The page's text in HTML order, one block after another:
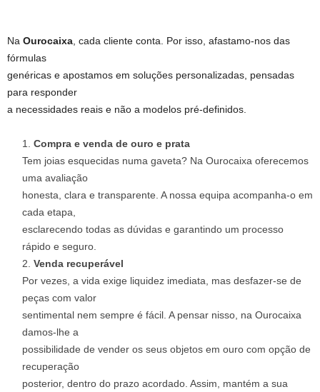
Na Ourocaixa , cada cliente conta. Por isso, afastamo-nos das
fórmulas
genéricas e apostamos em soluções personalizadas, pensadas
para responder
a necessidades reais e não a modelos pré-definidos.
Compra e venda de ouro e prata
Tem joias esquecidas numa gaveta? Na Ourocaixa oferecemos
uma avaliação
honesta, clara e transparente. A nossa equipa acompanha-o em
cada etapa,
esclarecendo todas as dúvidas e garantindo um processo
rápido e seguro.
Venda recuperável
Por vezes, a vida exige liquidez imediata, mas desfazer-se de
peças com valor
sentimental nem sempre é fácil. A pensar nisso, na Ourocaixa
damos-lhe a
possibilidade de vender os seus objetos em ouro com opção de
recuperação
posterior, dentro do prazo acordado. Assim, mantém a sua